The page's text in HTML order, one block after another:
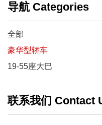
导航 Categories
全部
豪华型轿车
19-55座大巴
联系我们 Contact